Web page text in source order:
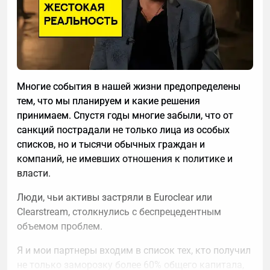
Прогноз ДДС — не сложный инструмент. Это
таблица с плановыми поступлениями и выплатами
по дням на несколько недель вперед. Она
показывает, когда придут деньги от клиентов,
когда нужно платить по обязательствам и есть ли
между этими датами разрыв — до того, как он
Ошибка вторая: работа с усредненными
показателями
Средняя маржа по бизнесу 18% выглядит
приемлемо. Но внутри этой цифры может быть
Многие события в нашей жизни предопределены
тем, что мы планируем и какие решения
принимаем. Спустя годы многие забыли, что от
санкций пострадали не только лица из особых
списков, но и тысячи обычных граждан и
компаний, не имевших отношения к политике и
власти.
Люди, чьи активы застряли в Euroclear или
Clearstream, столкнулись с беспрецедентным
объемом проблем.
Я и мои партнеры входим в список тех, кто получил
не только заморозку более 60% общего капитала,